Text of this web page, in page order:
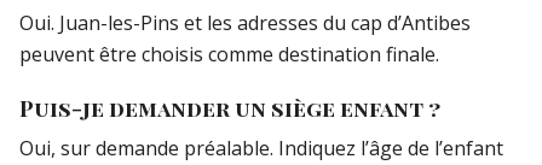
Oui. Juan-les-Pins et les adresses du cap d’Antibes
peuvent être choisis comme destination finale.
Puis-je demander un siège enfant ?
Oui, sur demande préalable. Indiquez l’âge de l’enfant